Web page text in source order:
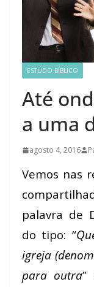
ESTUDO BÍBLICO
Até
a uma
agosto 4, 2016
Vemos nas
palavra de
do tipo: “
igreja
para outra”